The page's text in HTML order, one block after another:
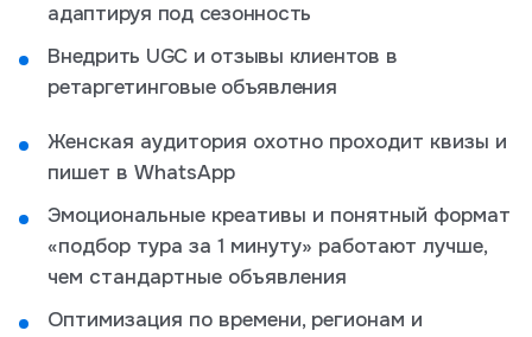
адаптируя под сезонность
Внедрить UGC и отзывы клиентов в
ретаргетинговые объявления
Женская аудитория охотно проходит квизы и
пишет в WhatsApp
Эмоциональные креативы и понятный формат
«подбор тура за 1 минуту» работают лучше,
чем стандартные объявления
Оптимизация по времени, регионам и